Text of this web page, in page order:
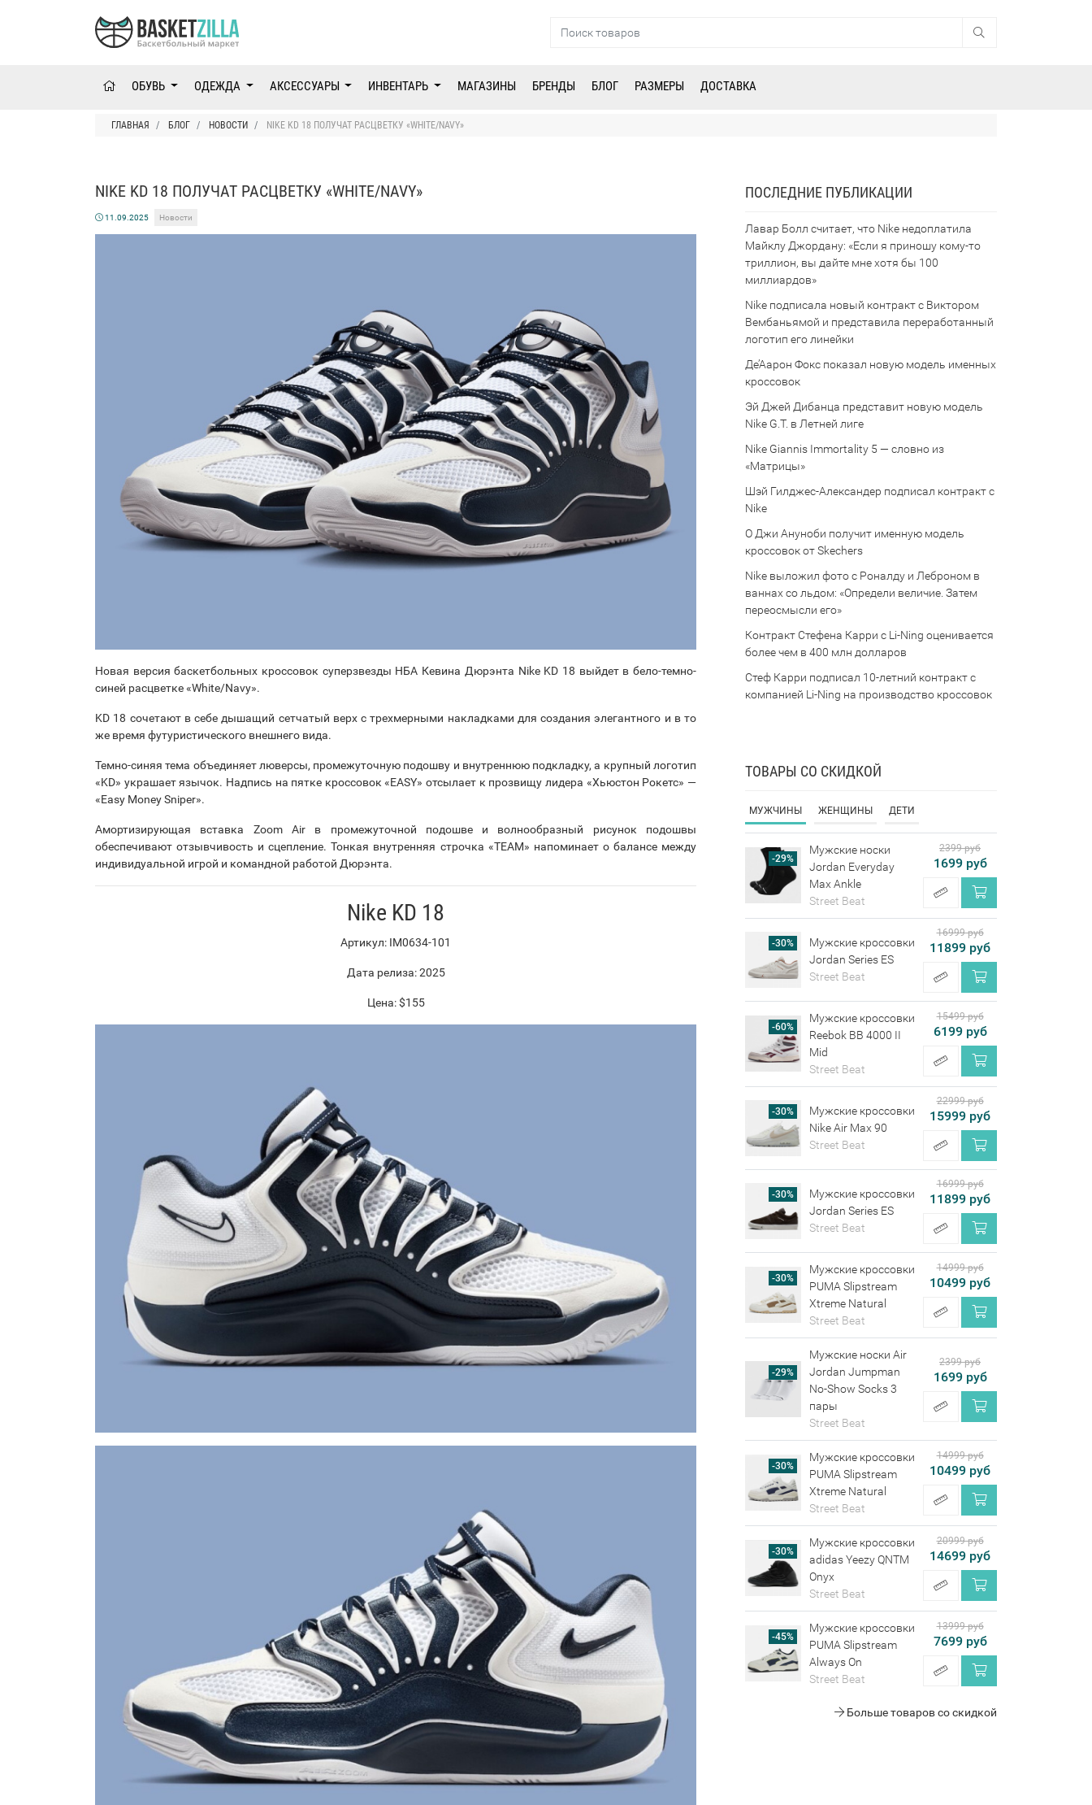
ОБУВЬ ОДЕЖДА АКСЕССУАРЫ ИНВЕНТАРЬ МАГАЗИНЫ БРЕНДЫ БЛОГ РАЗМЕРЫ ДОСТАВКА
ГЛАВНАЯ БЛОГ НОВОСТИ NIKE KD 18 ПОЛУЧАТ РАСЦВЕТКУ «WHITE/NAVY»
NIKE KD 18 ПОЛУЧАТ РАСЦВЕТКУ «WHITE/NAVY»
11.09.2025 Новости
Новая версия баскетбольных кроссовок суперзвезды НБА Кевина Дюрэнта Nike KD 18 выйдет в бело-темно-
синей расцветке «White/Navy».
KD 18 сочетают в себе дышащий сетчатый верх с трехмерными накладками для создания элегантного и в то
же время футуристического внешнего вида.
Темно-синяя тема объединяет люверсы, промежуточную подошву и внутреннюю подкладку, а крупный логотип
«KD» украшает язычок. Надпись на пятке кроссовок «EASY» отсылает к прозвищу лидера «Хьюстон Рокетс» —
«Easy Money Sniper».
Амортизирующая вставка Zoom Air в промежуточной подошве и волнообразный рисунок подошвы
обеспечивают отзывчивость и сцепление. Тонкая внутренняя строчка «TEAM» напоминает о балансе между
индивидуальной игрой и командной работой Дюрэнта.
Nike KD 18
Артикул: IM0634-101
Дата релиза: 2025
Цена: $155
ПОСЛЕДНИЕ ПУБЛИКАЦИИ
Лавар Болл считает, что Nike недоплатила
Майклу Джордану: «Если я приношу кому-то
триллион, вы дайте мне хотя бы 100
миллиардов»
Nike подписала новый контракт с Виктором
Вембаньямой и представила переработанный
логотип его линейки
Де’Аарон Фокс показал новую модель именных
кроссовок
Эй Джей Дибанца представит новую модель
Nike G.T. в Летней лиге
Nike Giannis Immortality 5 — словно из
«Матрицы»
Шэй Гилджес-Александер подписал контракт с
Nike
О Джи Ануноби получит именную модель
кроссовок от Skechers
Nike выложил фото с Роналду и Леброном в
ваннах со льдом: «Определи величие. Затем
переосмысли его»
Контракт Стефена Карри с Li-Ning оценивается
более чем в 400 млн долларов
Стеф Карри подписал 10-летний контракт с
компанией Li-Ning на производство кроссовок
ТОВАРЫ СО СКИДКОЙ
МУЖЧИНЫ ЖЕНЩИНЫ ДЕТИ
-29%
Мужские носки
Jordan Everyday
Max Ankle
Street Beat
2399 руб
1699 руб
-30%
Мужские кроссовки
Jordan Series ES
Street Beat
16999 руб
11899 руб
-60%
Мужские кроссовки
Reebok BB 4000 II
Mid
Street Beat
15499 руб
6199 руб
-30%
Мужские кроссовки
Nike Air Max 90
Street Beat
22999 руб
15999 руб
-30%
Мужские кроссовки
Jordan Series ES
Street Beat
16999 руб
11899 руб
-30%
Мужские кроссовки
PUMA Slipstream
Xtreme Natural
Street Beat
14999 руб
10499 руб
-29%
Мужские носки Air
Jordan Jumpman
No-Show Socks 3
пары
Street Beat
2399 руб
1699 руб
-30%
Мужские кроссовки
PUMA Slipstream
Xtreme Natural
Street Beat
14999 руб
10499 руб
-30%
Мужские кроссовки
adidas Yeezy QNTM
Onyx
Street Beat
20999 руб
14699 руб
-45%
Мужские кроссовки
PUMA Slipstream
Always On
Street Beat
13999 руб
7699 руб
Больше товаров со скидкой